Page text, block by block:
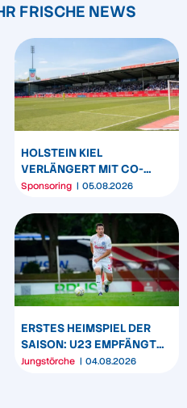
FRISCHE NEWS
HOLSTEIN KIEL
VERLÄNGERT MIT CO-
SPONSOR SPREHE
Sponsoring 05.08.2026
ERSTES HEIMSPIEL DER
SAISON: U23 EMPFÄNGT
HEIDER SV
Jungstörche 04.08.2026